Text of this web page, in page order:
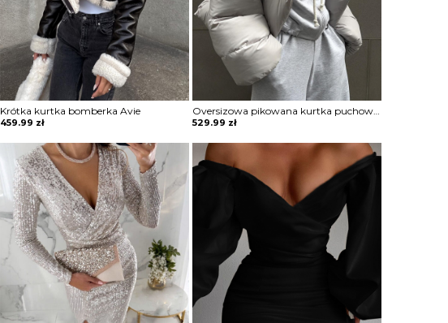
Krótka kurtka bomberka Avie
459.99 zł
Oversizowa pikowana kurtka puchowa z kapturem Thamara
529.99 zł